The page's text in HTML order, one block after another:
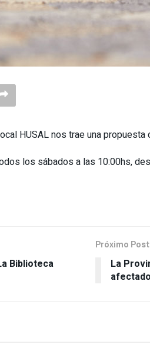
HUSAL nos trae una propuesta
los sábados a las 10:00hs,
Biblioteca
Próximo Post
La